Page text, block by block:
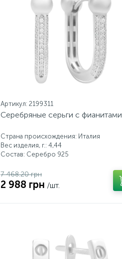
Артикул: 2199311
Серебряные серьги с фианитами
Страна происхождения: Италия
Вес изделия, г.: 4,44
Состав: Серебро 925
7 468.20 грн
2 988 грн /шт.